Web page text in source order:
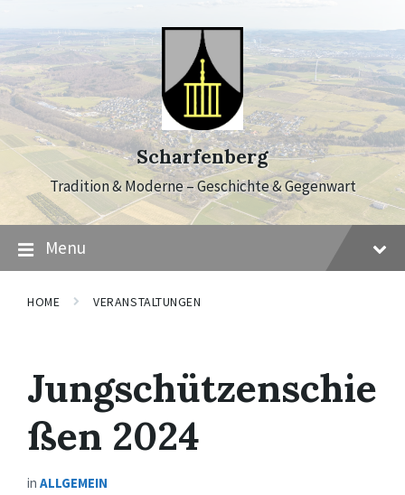
content
main
navigation
footer
Scharfenberg
Tradition & Moderne – Geschichte & Gegenwart
Menu
HOME VERANSTALTUNGEN
Jungschützenschie
ßen 2024
in ALLGEMEIN